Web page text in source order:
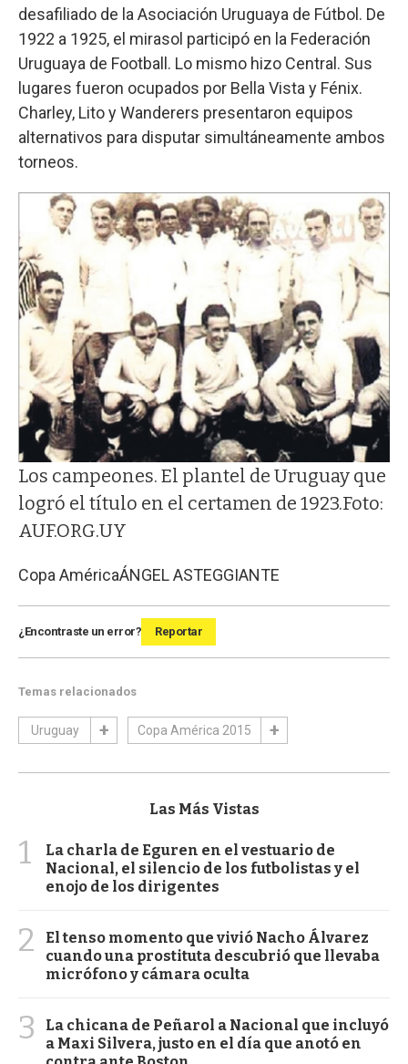
desafiliado de la Asociación Uruguaya de Fútbol. De
1922 a 1925, el mirasol participó en la Federación
Uruguaya de Football. Lo mismo hizo Central. Sus
lugares fueron ocupados por Bella Vista y Fénix.
Charley, Lito y Wanderers presentaron equipos
alternativos para disputar simultáneamente ambos
torneos.
Los campeones. El plantel de Uruguay que
logró el título en el certamen de 1923.Foto:
AUF.ORG.UY
Copa AméricaÁNGEL ASTEGGIANTE
¿Encontraste un error? Reportar
Temas relacionados
Uruguay Copa América 2015
Las Más Vistas
1
La charla de Eguren en el vestuario de
Nacional, el silencio de los futbolistas y el
enojo de los dirigentes
2
El tenso momento que vivió Nacho Álvarez
cuando una prostituta descubrió que llevaba
micrófono y cámara oculta
3
La chicana de Peñarol a Nacional que incluyó
a Maxi Silvera, justo en el día que anotó en